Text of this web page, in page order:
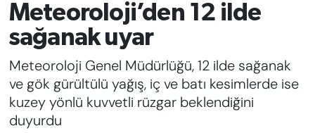
Meteoroloji’den 12 ilde
sağanak uyar
Meteoroloji Genel Müdürlüğü, 12 ilde sağanak
ve gök gürültülü yağış, iç ve batı kesimlerde ise
kuzey yönlü kuvvetli rüzgar beklendiğini
duyurdu
EMEK HABERLERİ
YENİ MEDYADA EMEK
GAZETECİLİĞİNİ GELİŞTİRMEK
FAYDALI BİLGİLER
İstanbul Namaz Vakitleri
Trafik Durumu
Süper Lig Puan Durumu ve Fikstür
Tüm Manşetler